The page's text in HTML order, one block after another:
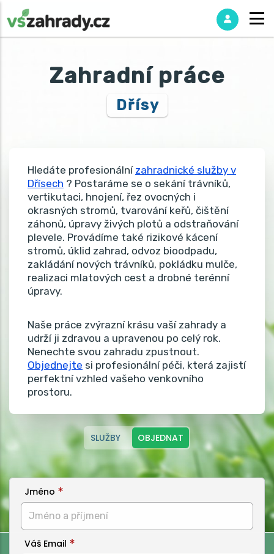
Zahradní práce
Dřísy
Hledáte profesionální zahradnické služby v
Dřísech ? Postaráme se o sekání trávníků,
vertikutaci, hnojení, řez ovocných i
okrasných stromů, tvarování keřů, čištění
záhonů, úpravy živých plotů a odstraňování
plevele. Provádíme také rizikové kácení
stromů, úklid zahrad, odvoz bioodpadu,
zakládání nových trávníků, pokládku mulče,
realizaci mlatových cest a drobné terénní
úpravy.
Naše práce zvýrazní krásu vaší zahrady a
udrží ji zdravou a upravenou po celý rok.
Nenechte svou zahradu zpustnout.
Objednejte si profesionální péči, která zajistí
perfektní vzhled vašeho venkovního
prostoru.
SLUŽBY OBJEDNAT
Jméno
Váš Email